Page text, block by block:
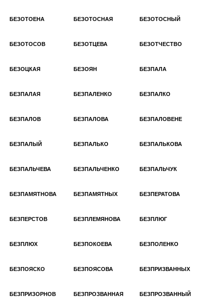
БЕЗОТОЕНА БЕЗОТОСНАЯ БЕЗОТОСНЫЙ
БЕЗОТОСОВ БЕЗОТЦЕВА БЕЗОТЧЕСТВО
БЕЗОЦКАЯ БЕЗОЯН БЕЗПАЛА
БЕЗПАЛАЯ БЕЗПАЛЕНКО БЕЗПАЛКО
БЕЗПАЛОВ БЕЗПАЛОВА БЕЗПАЛОВЕНЕ
БЕЗПАЛЫЙ БЕЗПАЛЬКО БЕЗПАЛЬКОВА
БЕЗПАЛЬЧЕВА БЕЗПАЛЬЧЕНКО БЕЗПАЛЬЧУК
БЕЗПАМЯТНОВА БЕЗПАМЯТНЫХ БЕЗПЕРАТОВА
БЕЗПЕРСТОВ БЕЗПЛЕМЯНОВА БЕЗПЛЮГ
БЕЗПЛЮХ БЕЗПОКОЕВА БЕЗПОЛЕНКО
БЕЗПОЯСКО БЕЗПОЯСОВА БЕЗПРИЗВАННЫХ
БЕЗПРИЗОРНОВ БЕЗПРОЗВАННАЯ БЕЗПРОЗВАННЫЙ